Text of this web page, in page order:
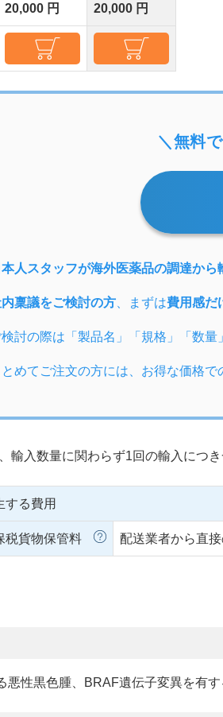
20,000 円 20,000 円
＼無料
本人スタッフが海外医薬品の調達か
稟議をご検討の方 、まずは費用感だ
検討の際は「製品名」「規格」「数量
とめてご注文の方には、お得な価格
輸入数量に関わらず1回の輸入につき
する費用
税貨物保管料 配送業者から直
悪性黒色腫、BRAF遺伝子変異を有